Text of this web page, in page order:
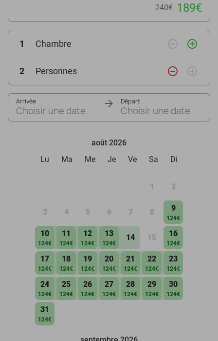
240€ 189€
1 Chambre remove_circle_outline add_circle_outline
2 Personnes remove_circle_outline add_circle_outline
Arrivée
Choisir une date
Départ
Choisir une date
août 2026
Lu
Ma Me Je Ve Sa Di
1 2
3 4 5 6 7 8 9
124€
10
124€
11
124€
12
124€
13
124€
14 15 16
124€
17
124€
18
124€
19
124€
20
124€
21
124€
22
124€
23
124€
24
124€
25
124€
26
124€
27
124€
28
124€
29
124€
30
124€
31
124€